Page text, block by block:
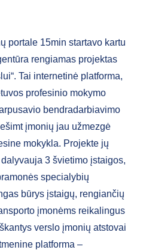
portale 15min startavo kartu
rengiamas projektas
Tai internetinė platforma,
profesinio mokymo
bendradarbiavimo
įmonių jau užmezgė
mokykla. Projekte jų
3 švietimo įstaigos,
specialybių
būrys įstaigų, rengiančių
įmonėms reikalingus
verslo įmonių atstovai
platforma –